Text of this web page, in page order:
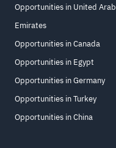
Opportunities in United Arab
Emirates
Opportunities in Canada
Opportunities in Egypt
Opportunities in Germany
Opportunities in Turkey
Opportunities in China